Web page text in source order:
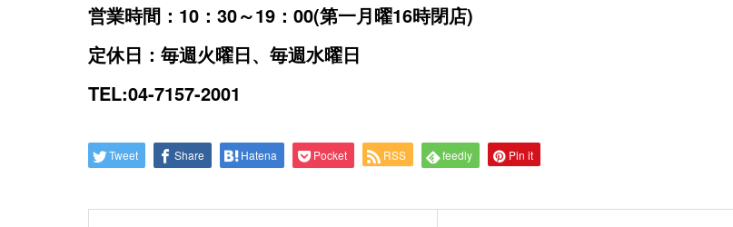
営業時間：10：30～19：00(第一月曜16時閉店)
定休日：毎週火曜日、毎週水曜日
TEL:04-7157-2001
Tweet Share Hatena Pocket RSS feedly Pin it